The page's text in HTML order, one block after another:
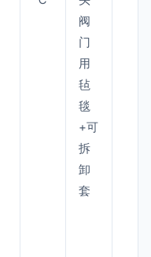
阀
门
用
毡
毯
+可
拆
卸
套